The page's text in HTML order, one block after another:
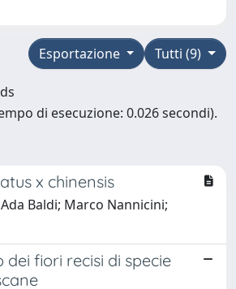
Tutti (9)
Esportazione
di esecuzione: 0.026 secondi).
x chinensis
Baldi; Marco Nannicini;
dei fiori recisi di specie